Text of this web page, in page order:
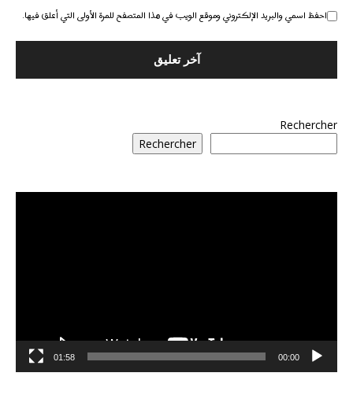
احفظ اسمي والبريد الإلكتروني وموقع الويب في هذا المتصفح للمرة الأولى التي أعلق فيها.
Rechercher
Rechercher
00:00
01:58